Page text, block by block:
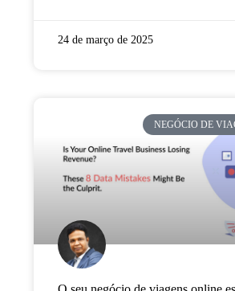
24 de março de 2025
NEGÓCIO DE